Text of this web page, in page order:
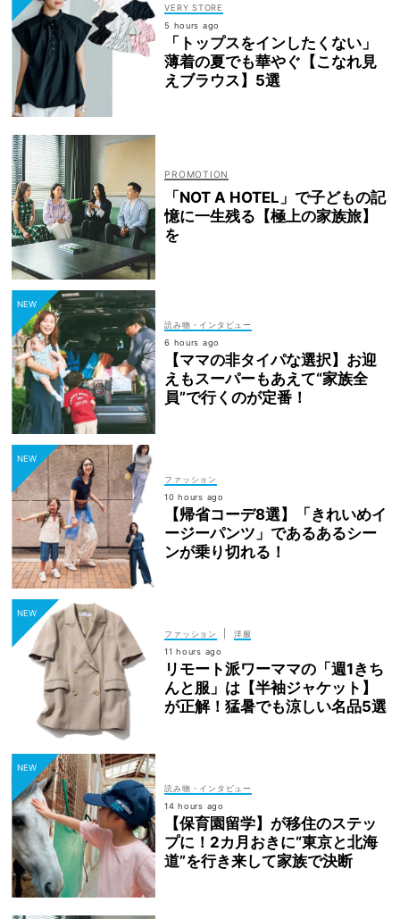
VERY STORE
5 hours ago
「トップスをインしたくない」
薄着の夏でも華やぐ【こなれ見
えブラウス】5選
「NOT A HOTEL」で子どもの記
憶に一生残る【極上の家族旅】
を
読み物・インタビュー
6 hours ago
【ママの非タイパな選択】お迎
えもスーパーもあえて“家族全
員”で行くのが定番！
ファッション
10 hours ago
【帰省コーデ8選】「きれいめイ
ージーパンツ」であるあるシー
ンが乗り切れる！
ファッション
洋服
11 hours ago
リモート派ワーママの「週1きち
んと服」は【半袖ジャケット】
が正解！猛暑でも涼しい名品5選
読み物・インタビュー
14 hours ago
【保育園留学】が移住のステッ
プに！2カ月おきに“東京と北海
道”を行き来して家族で決断